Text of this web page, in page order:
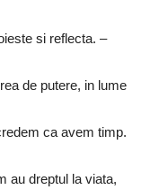
si reflecta. –
de putere, in lume
ca avem timp.
au dreptul la viata,